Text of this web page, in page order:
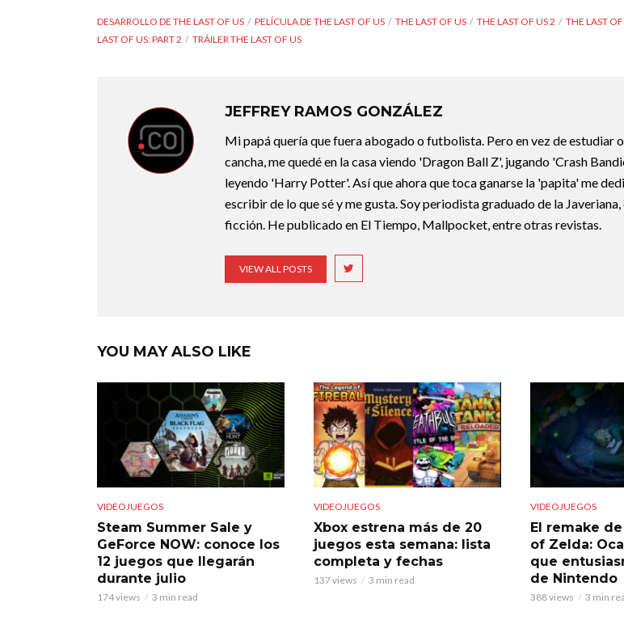
DESARROLLO DE THE LAST OF US PELÍCULA DE THE LAST OF US THE LAST OF US THE LAST OF US 2 THE LAST
LAST OF US: PART 2
TRÁILER THE LAST OF US
JEFFREY RAMOS GONZÁLEZ
Mi papá quería que fuera abogado o futbolista. Pero en vez de estudiar
cancha, me quedé en la casa viendo 'Dragon Ball Z', jugando 'Crash
leyendo 'Harry Potter'. Así que ahora que toca ganarse la 'papita' me
escribir de lo que sé y me gusta. Soy periodista graduado de la
ficción. He publicado en El Tiempo, Mallpocket, entre otras revistas.
VIEW ALL POSTS
YOU MAY ALSO LIKE
VIDEOJUEGOS
Steam Summer Sale y
GeForce NOW: conoce los
12 juegos que llegarán
durante julio
174 views 3 min read
VIDEOJUEGOS
Xbox estrena más de 20
juegos esta semana: lista
completa y fechas
137 views 3 min read
VIDEOJUEGOS
El remake
of Zelda:
que
de Nintendo
388 views 3 min